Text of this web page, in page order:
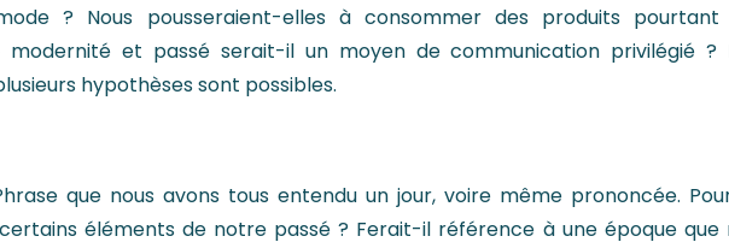
? Nous pousseraient-elles à consommer des produits
et passé serait-il un moyen de communication privilégié ?
hypothèses sont possibles.
que nous avons tous entendu un jour, voire même prononcée.
éléments de notre passé ? Ferait-il référence à une époque que